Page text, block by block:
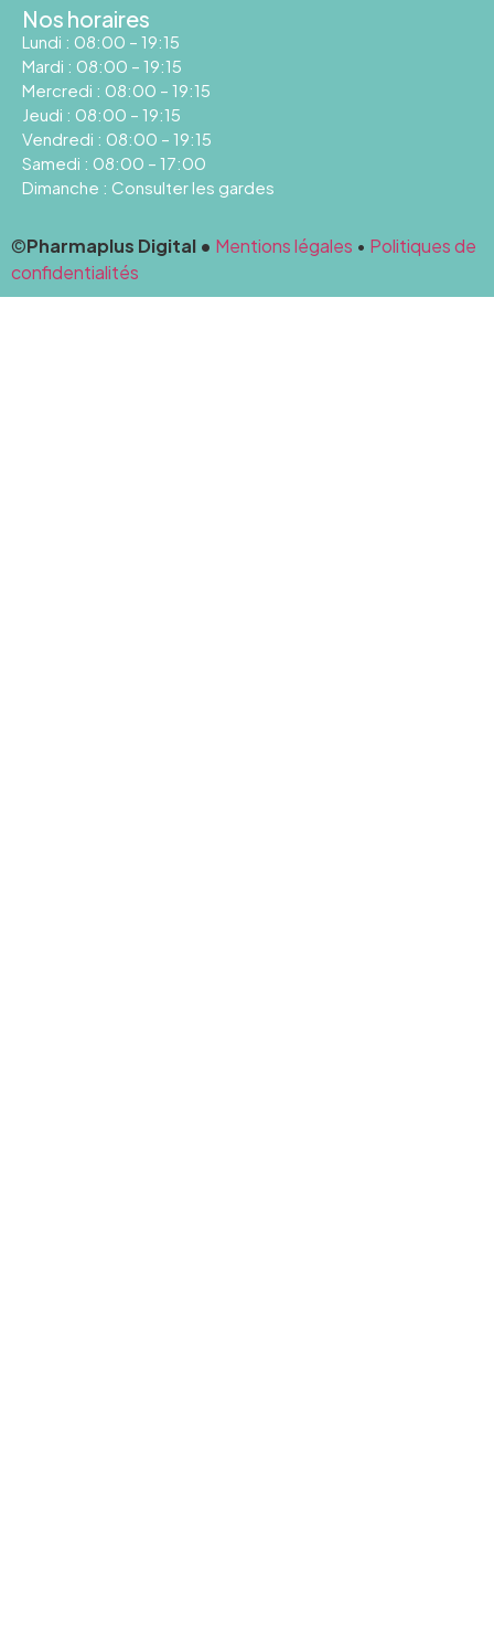
Nos horaires
Lundi : 08:00 – 19:15
Mardi : 08:00 – 19:15
Mercredi : 08:00 – 19:15
Jeudi : 08:00 – 19:15
Vendredi : 08:00 – 19:15
Samedi : 08:00 – 17:00
Dimanche : Consulter les gardes
©Pharmaplus Digital • Mentions légales • Politiques de
confidentialités